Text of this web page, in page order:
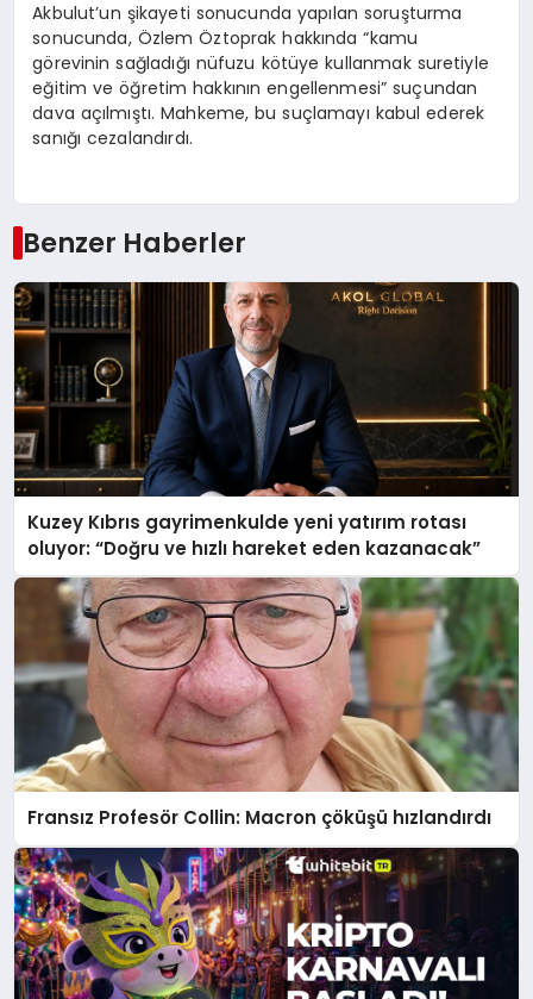
Akbulut’un şikayeti sonucunda yapılan soruşturma
sonucunda, Özlem Öztoprak hakkında “kamu
görevinin sağladığı nüfuzu kötüye kullanmak suretiyle
eğitim ve öğretim hakkının engellenmesi” suçundan
dava açılmıştı. Mahkeme, bu suçlamayı kabul ederek
sanığı cezalandırdı.
Benzer Haberler
Kuzey Kıbrıs gayrimenkulde yeni yatırım rotası
oluyor: “Doğru ve hızlı hareket eden kazanacak”
Fransız Profesör Collin: Macron çöküşü hızlandırdı